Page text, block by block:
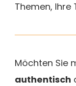
Themen, Ihre
Möchten Sie
authentisch